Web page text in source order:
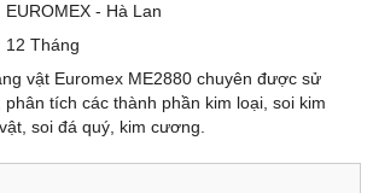
EUROMEX - Hà Lan
12 Tháng
vật Euromex ME2880 chuyên được sử
tích các thành phần kim loại, soi kim
soi đá quý, kim cương.